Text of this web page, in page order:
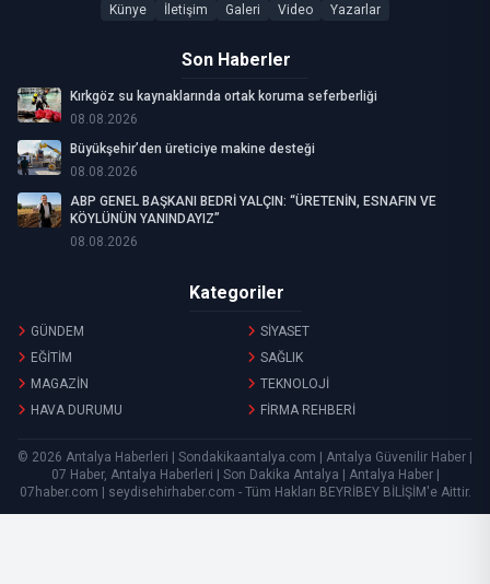
Künye
İletişim Galeri Video Yazarlar
Son Haberler
Kırkgöz su kaynaklarında ortak koruma seferberliği
08.08.2026
Büyükşehir’den üreticiye makine desteği
08.08.2026
ABP GENEL BAŞKANI BEDRİ YALÇIN: “ÜRETENİN, ESNAFIN VE
KÖYLÜNÜN YANINDAYIZ”
08.08.2026
Kategoriler
GÜNDEM
SİYASET
EĞİTİM
SAĞLIK
MAGAZİN
TEKNOLOJİ
HAVA DURUMU
FİRMA REHBERİ
© 2026 Antalya Haberleri | Sondakikaantalya.com | Antalya Güvenilir Haber |
07 Haber, Antalya Haberleri | Son Dakika Antalya | Antalya Haber |
07haber.com | seydisehirhaber.com - Tüm Hakları BEYRİBEY BİLİŞİM'e Aittir.